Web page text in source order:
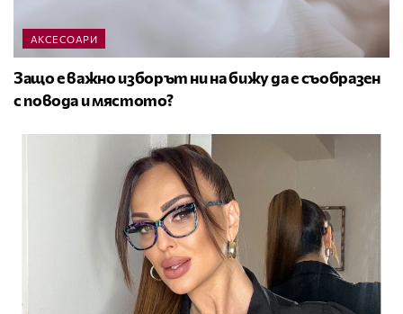
АКСЕСОАРИ
Защо е важно изборът ни на бижу да е съобразен
с повода и мястото?